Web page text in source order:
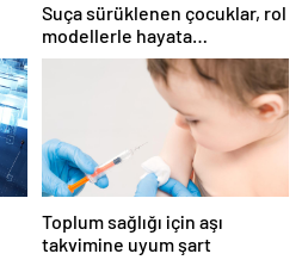
Suça sürüklenen çocuklar, rol
modellerle hayata
hazırlanıyor
Toplum sağlığı için aşı
takvimine uyum şart